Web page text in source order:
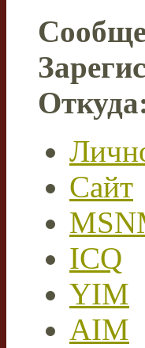
Сайт
ICQ
YIM
AIM